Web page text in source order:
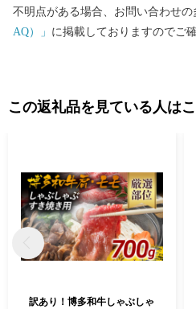
不明点がある場合、お問い合わせの
AQ）」 に掲載しておりますのでご
この返礼品を見ている人は
訳あり！博多和牛しゃぶしゃ